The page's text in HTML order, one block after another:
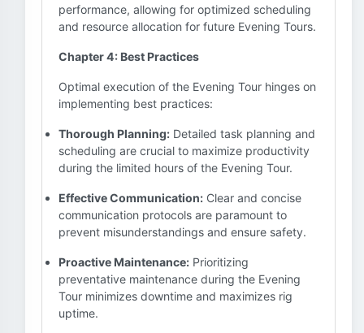
performance, allowing for optimized scheduling
and resource allocation for future Evening Tours.
Chapter 4: Best Practices
Optimal execution of the Evening Tour hinges on
implementing best practices:
Thorough Planning: Detailed task planning and
scheduling are crucial to maximize productivity
during the limited hours of the Evening Tour.
Effective Communication: Clear and concise
communication protocols are paramount to
prevent misunderstandings and ensure safety.
Proactive Maintenance: Prioritizing
preventative maintenance during the Evening
Tour minimizes downtime and maximizes rig
uptime.